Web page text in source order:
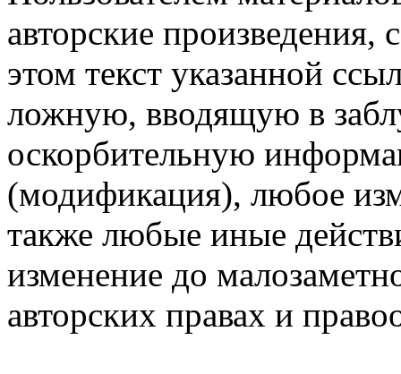
авторские произведения,
этом текст указанной
ложную, вводящую в
оскорбительную
(модификация), любое
также любые иные
изменение до
авторских правах и